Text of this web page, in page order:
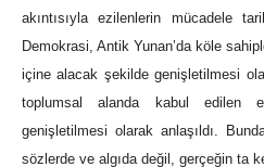
akıntısıyla ezilenlerin mücadele
Demokrasi, Antik Yunan’da köle
içine alacak şekilde genişletilmesi
toplumsal alanda kabul edilen
genişletilmesi olarak anlaşıldı.
sözlerde ve algıda değil, gerçeğin ta